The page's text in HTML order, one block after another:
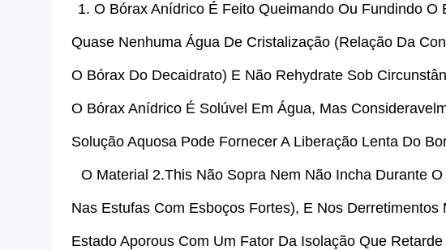
1. O Bórax Anídrico É Feito Queimando Ou Fundindo O
Quase Nenhuma Água De Cristalização (relação Da
O Bórax Do Decaidrato) E Não Rehydrate Sob
O Bórax Anídrico É Solúvel Em Água, Mas
Solução Aquosa Pode Fornecer A Liberação Lenta Do
O Material 2.This Não Sopra Nem Não Incha Durante
Nas Estufas Com Esboços Fortes), E Nos
Estado Aporous Com Um Fator Da Isolação Que